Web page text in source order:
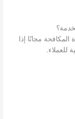
مجانًا إذا
للعملاء.